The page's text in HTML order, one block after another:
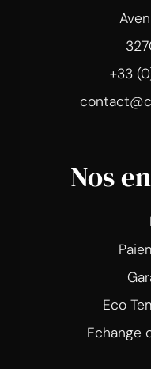
+33
Nos
Eco
Echange